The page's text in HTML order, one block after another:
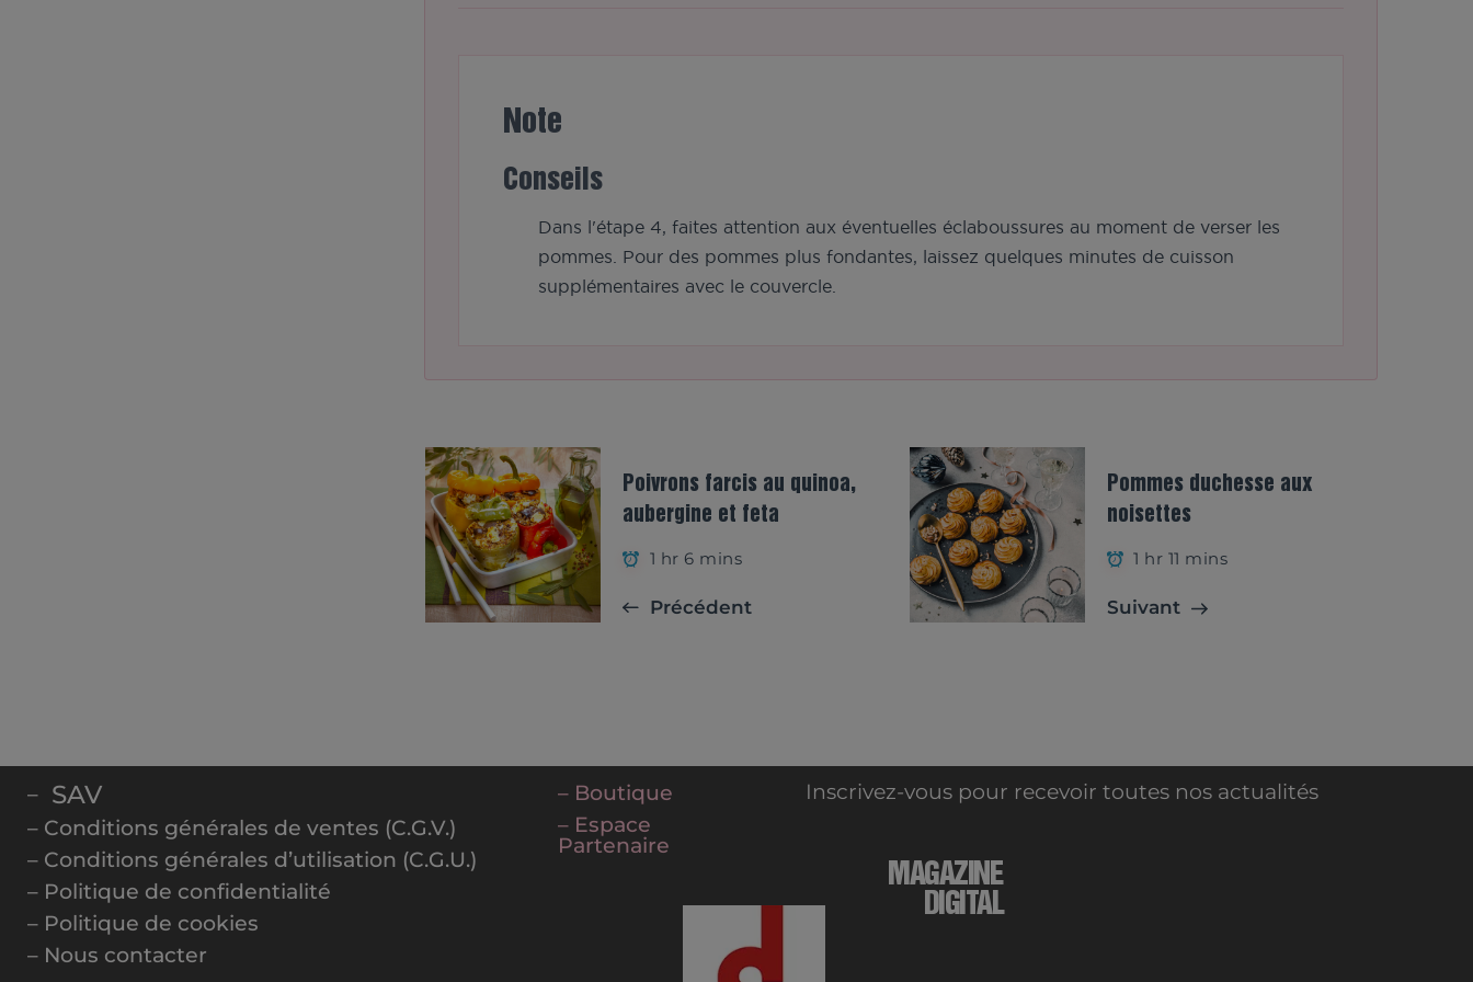
Note
Conseils
Dans l'étape 4, faites attention aux éventuelles éclaboussures au moment de verser les
pommes. Pour des pommes plus fondantes, laissez quelques minutes de cuisson
supplémentaires avec le couvercle.
Poivrons farcis au quinoa,
aubergine et feta
1 hr 6 mins
Précédent
Pommes duchesse aux
noisettes
1 hr 11 mins
Suivant
– SAV
– Conditions générales de ventes (C.G.V.)
– Conditions générales d’utilisation (C.G.U.)
– Politique de confidentialité
– Politique de cookies
– Nous contacter
– Boutique
– Espace
Partenaire
Inscrivez-vous pour recevoir toutes nos actualités
MAGAZINE
DIGITAL